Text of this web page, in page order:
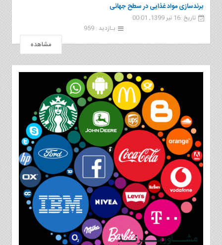
برندسازی مواد غذایی در سطح جهانی
تاریخ :16 تیر 1399, 00:01
بـازدید : 959
مشاهده